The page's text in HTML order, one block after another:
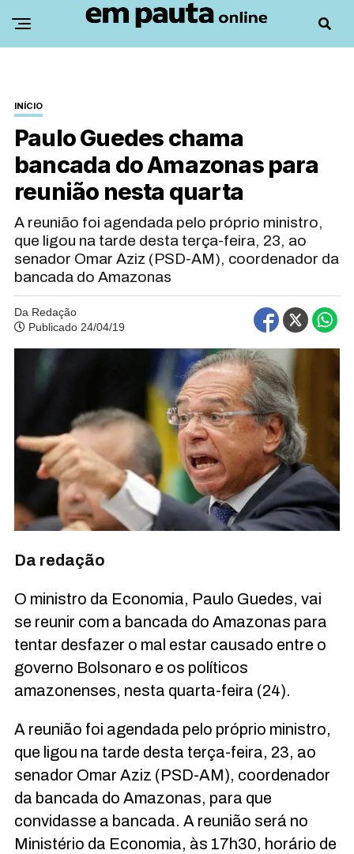
INÍCIO
Paulo Guedes chama
bancada do Amazonas para
reunião nesta quarta
A reunião foi agendada pelo próprio ministro,
que ligou na tarde desta terça-feira, 23, ao
senador Omar Aziz (PSD-AM), coordenador da
bancada do Amazonas
Da Redação
Publicado 24/04/19
Da redação
O ministro da Economia, Paulo Guedes, vai
se reunir com a bancada do Amazonas para
tentar desfazer o mal estar causado entre o
governo Bolsonaro e os políticos
amazonenses, nesta quarta-feira (24).
A reunião foi agendada pelo próprio ministro,
que ligou na tarde desta terça-feira, 23, ao
senador Omar Aziz (PSD-AM), coordenador
da bancada do Amazonas, para que
convidasse a bancada. A reunião será no
Ministério da Economia, às 17h30, horário de